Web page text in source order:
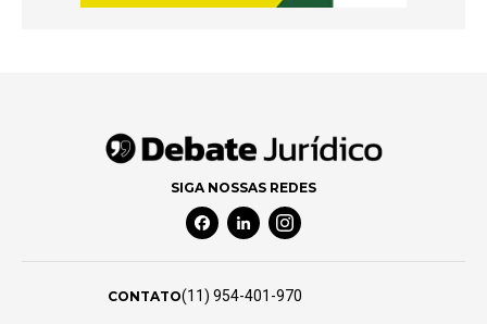
SIGA NOSSAS REDES
Facebook Social Media
Linkedin Social Media
Instagram Social Media
CONTATO(11) 954-401-970